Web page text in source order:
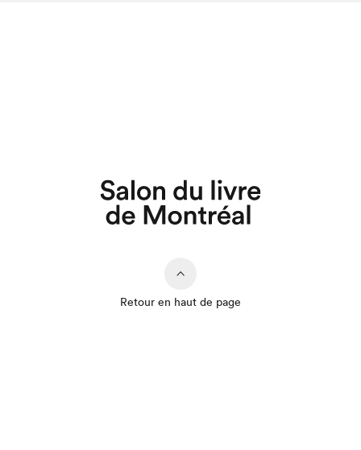
Retour en haut de page